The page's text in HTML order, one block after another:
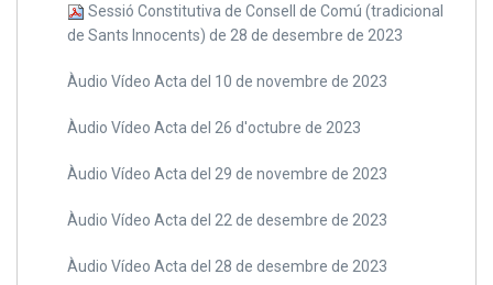
Sessió Constitutiva de Consell de Comú (tradicional
de Sants Innocents) de 28 de desembre de 2023
Àudio Vídeo Acta del 10 de novembre de 2023
Àudio Vídeo Acta del 26 d'octubre de 2023
Àudio Vídeo Acta del 29 de novembre de 2023
Àudio Vídeo Acta del 22 de desembre de 2023
Àudio Vídeo Acta del 28 de desembre de 2023